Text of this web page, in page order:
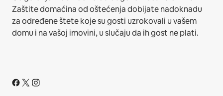
Zaštite domaćina od oštećenja dobijate nadoknadu
za određene štete koje su gosti uzrokovali u vašem
domu i na vašoj imovini, u slučaju da ih gost ne plati.